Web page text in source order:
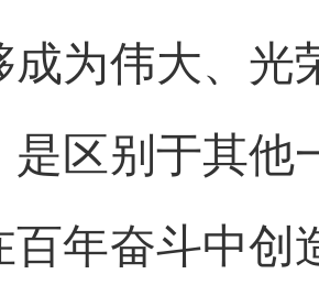
成为伟大、光
是区别于其他
百年奋斗中创